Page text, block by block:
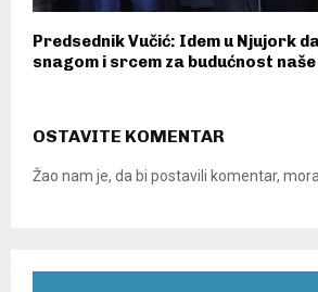
Predsednik Vučić: Idem u Njujork
snagom i srcem za budućnost naše
OSTAVITE KOMENTAR
Žao nam je, da bi postavili komentar,